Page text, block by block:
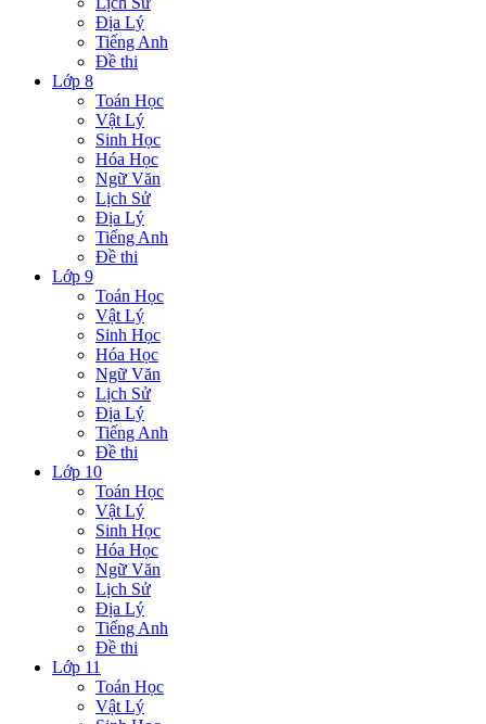
Địa Lý
Tiếng Anh
Đề thi
Lớp 8
Toán Học
Vật Lý
Sinh Học
Hóa Học
Ngữ Văn
Lịch Sử
Địa Lý
Tiếng Anh
Đề thi
Lớp 9
Toán Học
Vật Lý
Sinh Học
Hóa Học
Ngữ Văn
Lịch Sử
Địa Lý
Tiếng Anh
Đề thi
Lớp 10
Toán Học
Vật Lý
Sinh Học
Hóa Học
Ngữ Văn
Lịch Sử
Địa Lý
Tiếng Anh
Đề thi
Lớp 11
Toán Học
Vật Lý